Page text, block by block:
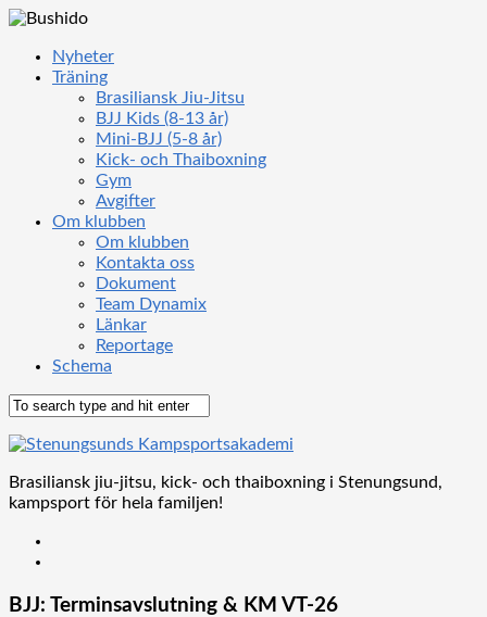
Nyheter
Träning
Brasiliansk Jiu-Jitsu
BJJ Kids (8-13 år)
Mini-BJJ (5-8 år)
Kick- och Thaiboxning
Gym
Avgifter
Om klubben
Om klubben
Kontakta oss
Dokument
Team Dynamix
Länkar
Reportage
Schema
Brasiliansk jiu-jitsu, kick- och thaiboxning i Stenungsund,
kampsport för hela familjen!
BJJ: Terminsavslutning & KM VT-26